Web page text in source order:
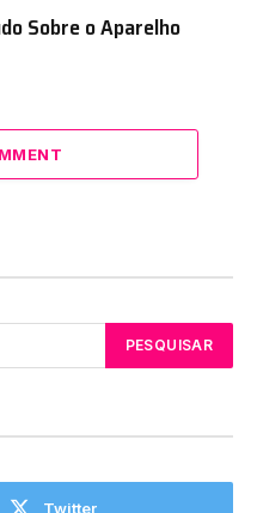
Sobre o Aparelho
Twitter